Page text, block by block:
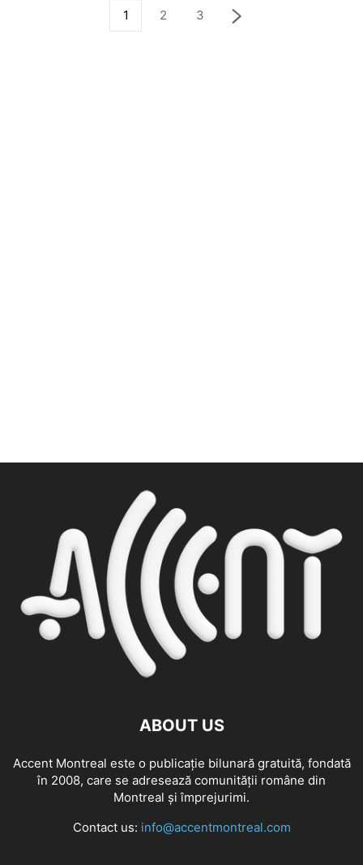
1 2 3
ABOUT US
Accent Montreal este o publicație bilunară gratuită, fondată
în 2008, care se adresează comunităţii române din
Montreal şi împrejurimi.
Contact us: info@accentmontreal.com